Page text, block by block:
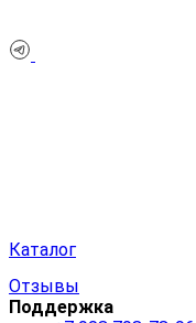
Каталог
Отзывы
Поддержка